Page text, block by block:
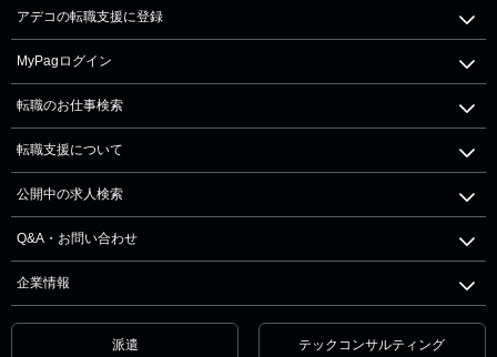
アデコの転職支援に登録
MyPagログイン
転職のお仕事検索
転職支援について
公開中の求人検索
Q&A・お問い合わせ
企業情報
派遣 テックコンサルティング